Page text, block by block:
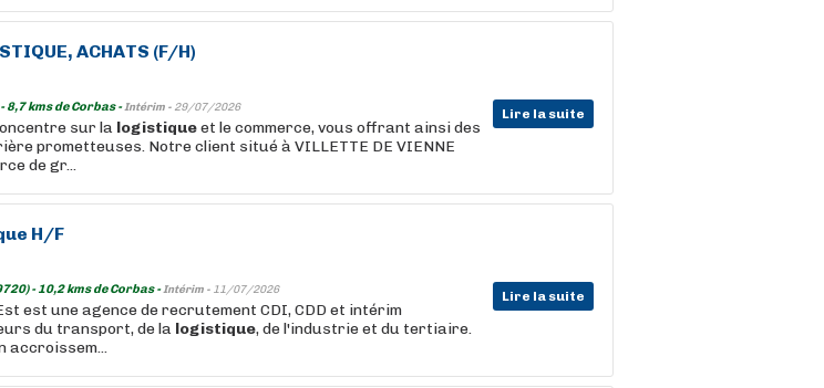
, ACHATS (F/H)
8,7 kms de Corbas -Intérim - 29/07/2026 Lire la suite
sur la logistiqueet le commerce, vous offrant ainsi des
prometteuses. Notre client situé à VILLETTE DE VIENNE
de gr...
H/F
- 10,2 kms de Corbas -Intérim - 11/07/2026 Lire la suite
est une agence de recrutement CDI, CDD et intérim
du transport, de la logistique, de l'industrie et du tertiaire.
accroissem...